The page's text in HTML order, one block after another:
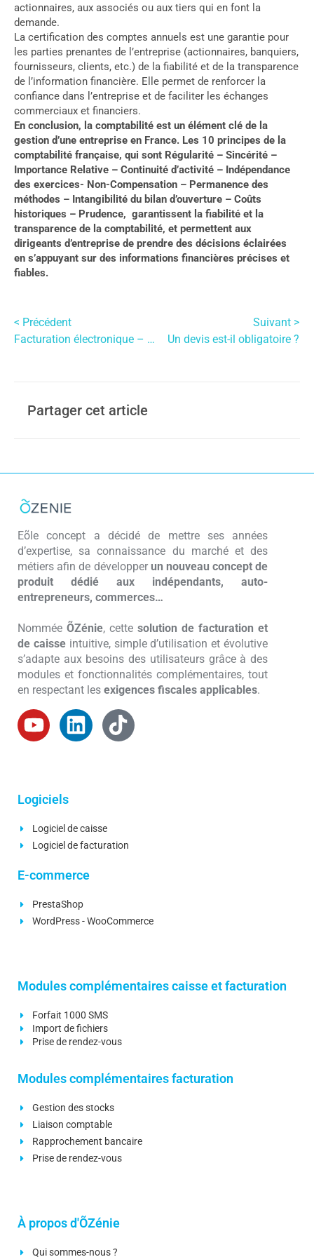
actionnaires, aux associés ou aux tiers qui en font la
demande.
La certification des comptes annuels est une garantie pour
les parties prenantes de l’entreprise (actionnaires, banquiers,
fournisseurs, clients, etc.) de la fiabilité et de la transparence
de l’information financière. Elle permet de renforcer la
confiance dans l’entreprise et de faciliter les échanges
commerciaux et financiers.
En conclusion, la comptabilité est un élément clé de la
gestion d’une entreprise en France. Les 10 principes de la
comptabilité française, qui sont Régularité – Sincérité –
Importance Relative – Continuité d’activité – Indépendance
des exercices- Non-Compensation – Permanence des
méthodes – Intangibilité du bilan d’ouverture – Coûts
historiques – Prudence, garantissent la fiabilité et la
transparence de la comptabilité, et permettent aux
dirigeants d’entreprise de prendre des décisions éclairées
en s’appuyant sur des informations financières précises et
fiables.
< Précédent
Facturation électronique – Quel format possible ?
Suivant >
Un devis est-il obligatoire ?
Partager cet article
Eõle concept a décidé de mettre ses années
d’expertise, sa connaissance du marché et des
métiers afin de développer un nouveau concept de
produit dédié aux indépendants, auto-
entrepreneurs, commerces…
NomméeÕZénie, cettesolution de facturation et
de caisseintuitive, simple d’utilisation et évolutive
s’adapte aux besoins des utilisateurs grâce à des
modules et fonctionnalités complémentaires, tout
en respectant les exigences fiscales applicables.
Logiciels
Logiciel de caisse
Logiciel de facturation
E-commerce
PrestaShop
WordPress - WooCommerce
Modules complémentaires caisse et facturation
Forfait 1000 SMS
Import de fichiers
Prise de rendez-vous
Modules complémentaires facturation
Gestion des stocks
Liaison comptable
Rapprochement bancaire
Prise de rendez-vous
À propos d'ÕZénie
Qui sommes-nous ?